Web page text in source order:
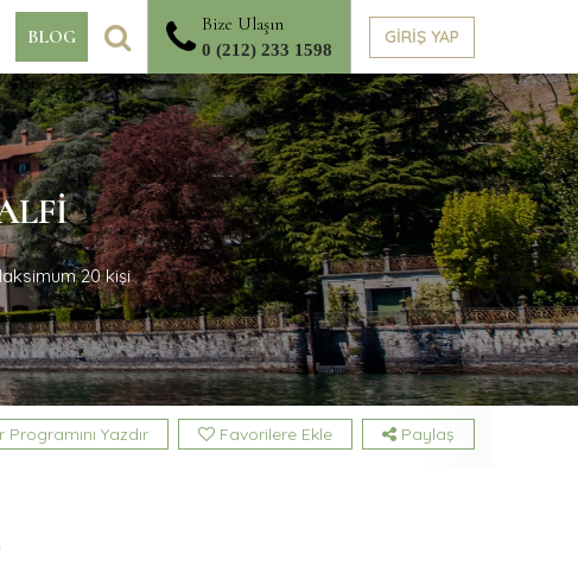
Bize Ulaşın
0 (212) 233 1598
GİRİŞ YAP
BLOG ARA
20 kişi
Programını Yazdır Favorilere Ekle Paylaş